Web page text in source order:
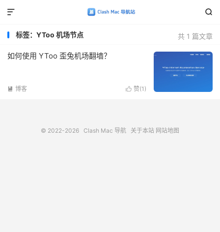


共 1 篇文章
标签：YToo 机场节点
如何使用 YToo 歪兔机场翻墙？
 赞(1 )
 博客
© 2022-2026 Clash Mac 导航 关于本站 网站地图